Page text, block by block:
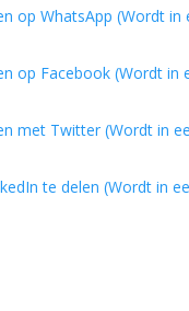
op WhatsApp (Wordt in
op Facebook (Wordt in
met Twitter (Wordt in
te delen (Wordt in